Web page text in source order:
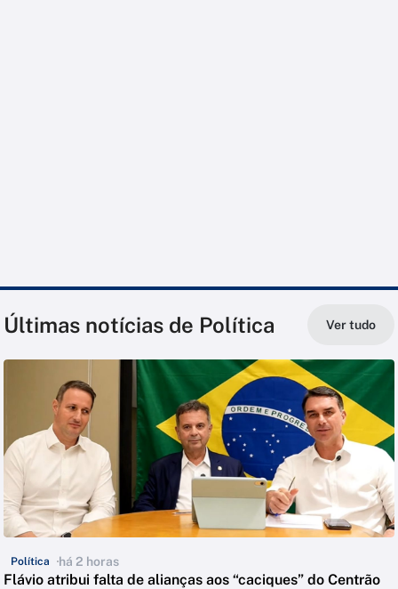
Últimas notícias de Política Ver tudo
Política há 2 horas
Flávio atribui falta de alianças aos “caciques” do Centrão